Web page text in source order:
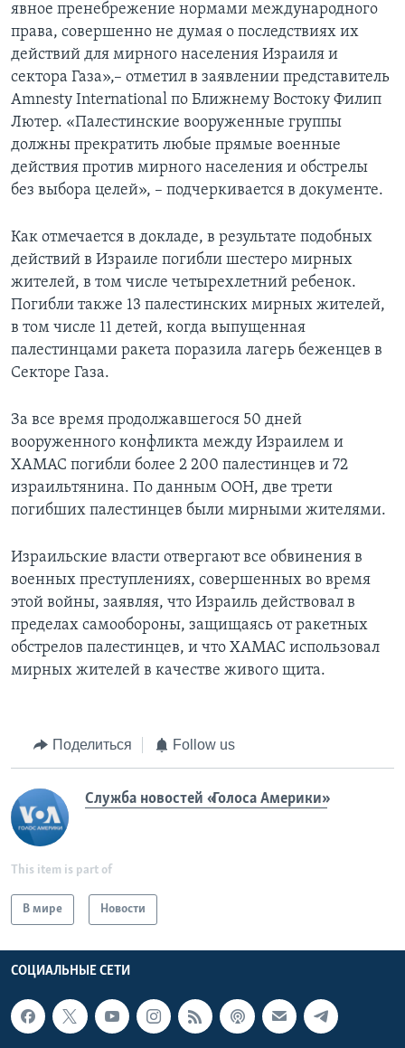
явное пренебрежение нормами международного
права, совершенно не думая о последствиях их
действий для мирного населения Израиля и
сектора Газа»,– отметил в заявлении представитель
Amnesty International по Ближнему Востоку Филип
Лютер. «Палестинские вооруженные группы
должны прекратить любые прямые военные
действия против мирного населения и обстрелы
без выбора целей», – подчеркивается в документе.
Как отмечается в докладе, в результате подобных
действий в Израиле погибли шестеро мирных
жителей, в том числе четырехлетний ребенок.
Погибли также 13 палестинских мирных жителей,
в том числе 11 детей, когда выпущенная
палестинцами ракета поразила лагерь беженцев в
Секторе Газа.
За все время продолжавшегося 50 дней
вооруженного конфликта между Израилем и
ХАМАС погибли более 2 200 палестинцев и 72
израильтянина. По данным ООН, две трети
погибших палестинцев были мирными жителями.
Израильские власти отвергают все обвинения в
военных преступлениях, совершенных во время
этой войны, заявляя, что Израиль действовал в
пределах самообороны, защищаясь от ракетных
обстрелов палестинцев, и что ХАМАС использовал
мирных жителей в качестве живого щита.
Поделиться Follow us
Служба новостей «Голоса Америки»
This item is part of
В мире Новости
СОЦИАЛЬНЫЕ СЕТИ